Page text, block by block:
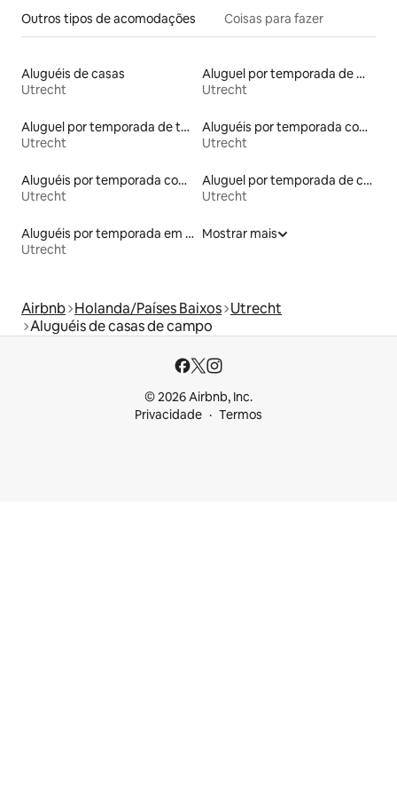
Outros tipos de acomodações Coisas para fazer
Aluguéis de casas
Utrecht
Aluguel por temporada de microcasas
Utrecht
Aluguel por temporada de townhouses
Utrecht
Aluguéis por temporada com acesso à praia
Utrecht
Aluguéis por temporada com sauna
Utrecht
Aluguel por temporada de casas de hóspedes
Utrecht
Aluguéis por temporada em acampamentos
Utrecht
Mostrar mais
Airbnb Holanda/Países Baixos Utrecht
Aluguéis de casas de campo
© 2026 Airbnb, Inc.
Privacidade
Termos